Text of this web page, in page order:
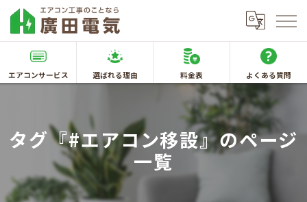
エアコンサービス 選ばれる理由 料金表 よくある質問
タグ『#エアコン移設』のページ
一覧